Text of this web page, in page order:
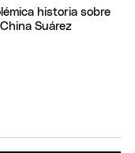
historia sobre
Suárez